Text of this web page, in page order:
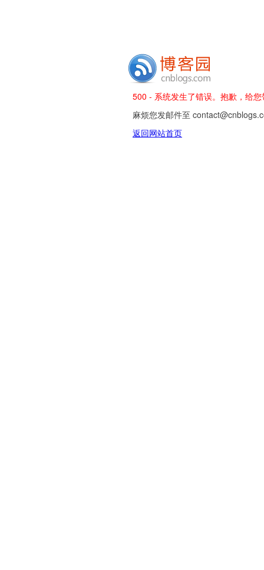
500 - 系统发生了错误。抱歉，给
麻烦您发邮件至
返回网站首页